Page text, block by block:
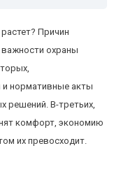
Причин
важности охраны
нормативные акты
решений. В-третьих,
комфорт, экономию
их превосходит.